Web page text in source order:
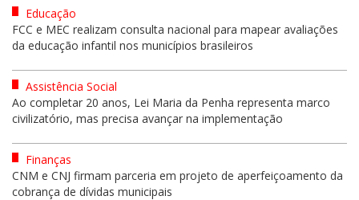
Educação
FCC e MEC realizam consulta nacional para mapear avaliações
da educação infantil nos municípios brasileiros
Assistência Social
Ao completar 20 anos, Lei Maria da Penha representa marco
civilizatório, mas precisa avançar na implementação
Finanças
CNM e CNJ firmam parceria em projeto de aperfeiçoamento da
cobrança de dívidas municipais